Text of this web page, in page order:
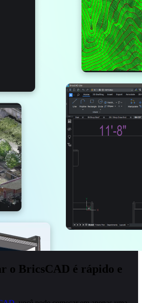
o BricsCAD é rápido e